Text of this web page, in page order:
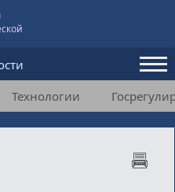
и мнения
Технологии